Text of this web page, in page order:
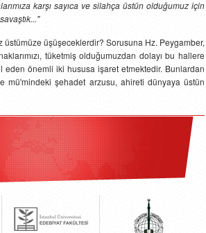
karşı sayıca ve silahça üstün olduğumuz için
üstümüze üşüşeceklerdir? Sorusuna Hz. Peygamber,
tüketmiş olduğumuzdan dolayı bu hallere
önemli iki hususa işaret etmektedir. Bunlardan
mü'mindeki şehadet arzusu, ahireti dünyaya üstün